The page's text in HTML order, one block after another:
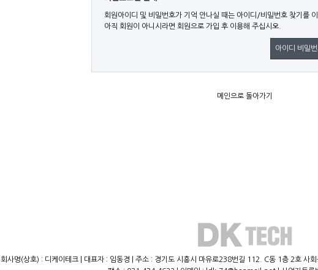
회원아이디 및 비밀번호가 기억 안나실 때는 아이디/비밀번호 찾기를 이
아직 회원이 아니시라면 회원으로 가입 후 이용해 주십시오.
아이디 비밀번
메인으로 돌아가기
회사명(상호) : 디케이테크 | 대표자 : 임동경 | 주소 : 경기도 시흥시 마유로238번길 112. C동 1층 2호